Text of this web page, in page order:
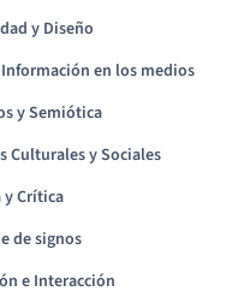
y Diseño
Información en los medios
y Semiótica
Culturales y Sociales
y Crítica
de signos
e Interacción